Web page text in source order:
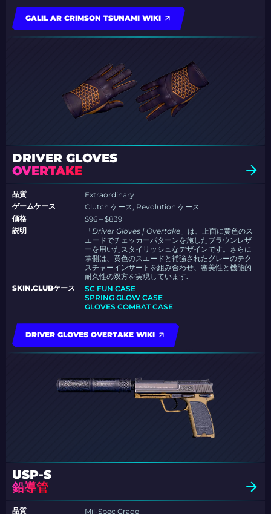
GALIL AR CRIMSON TSUNAMI WIKI
DRIVER GLOVES
OVERTAKE
品質
Extraordinary
ゲームケース
Clutch ケース, Revolution ケース
価格
$96 – $839
説明
「Driver Gloves | Overtake 」は、上面に黄色のス
エードでチェッカーパターンを施したブラウンレザ
ーを用いたスタイリッシュなデザインです。さらに
掌側は、黄色のスエードと補強されたグレーのテク
スチャーインサートを組み合わせ、審美性と機能的
耐久性の双方を実現しています.
SKIN.CLUBケース
SC FUN CASE
SPRING GLOW CASE
GLOVES COMBAT CASE
DRIVER GLOVES OVERTAKE WIKI
USP-S
鉛導管
品質
Mil-Spec Grade